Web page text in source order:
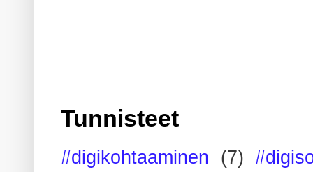
Tunnisteet
#digikohtaaminen (7)